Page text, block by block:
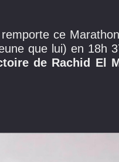
ce
que lui) en 18h
de Rachid El